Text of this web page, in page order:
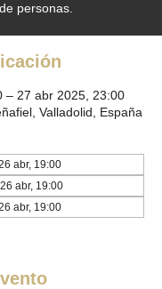
personas.
– 27 abr 2025, 23:00
Valladolid, España
abr, 19:00
abr, 19:00
abr, 19:00